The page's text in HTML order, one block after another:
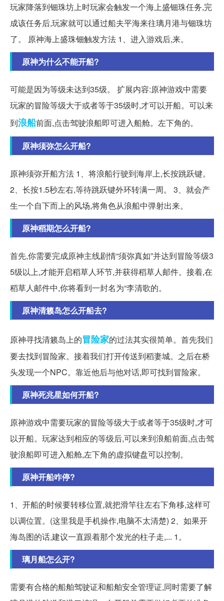
玩家降落到钿珠坊上时玩家会触发一个海上盛钿珠任务,完
成该任务后,玩家就可以通过船夫平海来往璃月港与钿珠坊
了。 原神海上盛珠钿触发方法 1、进入游戏后,来。
原神为什么不能开船?
可能是因为等级未达到35级。 扩展内容:原神游戏中需要
玩家的冒险等级大于或者等于35级时,才可以开船。可以来
到浪船前面,点击驾驶浪船即可进入船舱。左下角的。
原神须弥怎么开船?
原神须弥开船方法 1、将浪船行驶到海岸上,长按跳跃键。
2、长按1.5秒左右,等待跳跃键外环转满一周。 3、就会产
生一个自下而上的风场,将角色从浪船中弹射出来。
原神稻期怎么开船?
首先,你需要完成原神主线剧情“须弥真如”并达到冒险等级3
5级以上,才能开启稻草人环节,并获得稻草人邮件。接着,在
稻草人邮件中,你将看到一封名为“李清歌的。
原神清籁岛怎么开船去?
原神寻找清籁岛上的冒险家的过法其实很简单。首先我们
要去找到冒险家。接着我们打开传送到稻妻城。之后在桥
头发现一个NPC。靠近他后与他对话,即可找到冒险家。
原神死兆星如何开船?
原神游戏中需要玩家的冒险等级大于或者等于35级时,才可
以开船。玩家达到相应的等级后,可以来到浪船前面,点击驾
驶浪船即可进入船舱,左下角的虚拟键盘可以控制。
原神开船咋停?
1、开船的时候要转移位置,就把滑竿往左右下角移,这样可
以调位置。(这里我是手机操作,电脑不太清楚) 2、如果开
海岛图的话,建议一直跟着那个发光的柱子走,... 1。
璃月船怎么开?
需要有合格的船舶驾驶证和船舶安全管理证,同时需要了解